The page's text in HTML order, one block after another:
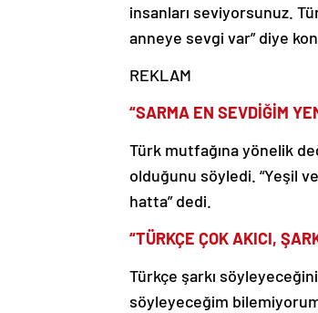
insanları seviyorsunuz.
anneye sevgi var” diye
REKLAM
“SARMA EN SEVDİĞİM
Türk mutfağına yönelik
olduğunu söyledi. “Yeşil
hatta” dedi.
“TÜRKÇE ÇOK AKICI,
Türkçe şarkı
söyleyeceğim